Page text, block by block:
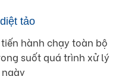
tảo
hành chạy toàn bộ
suốt quá trình xử lý